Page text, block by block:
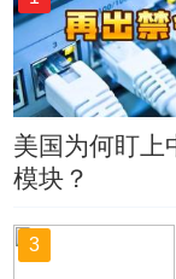
美国为何盯上
模块？
3